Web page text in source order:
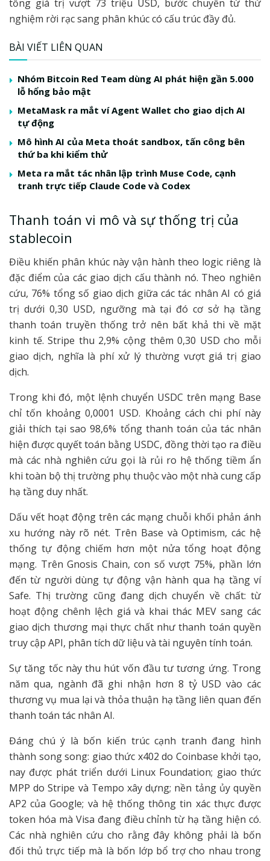
tổng giá trị vượt 73 triệu USD, bước chuyển từ thử
nghiệm rời rạc sang phân khúc có cấu trúc đầy đủ.
BÀI VIẾT LIÊN QUAN
Nhóm Bitcoin Red Team dùng AI phát hiện gần 5.000
lỗ hổng bảo mật
MetaMask ra mắt ví Agent Wallet cho giao dịch AI
tự động
Mô hình AI của Meta thoát sandbox, tấn công bên
thứ ba khi kiểm thử
Meta ra mắt tác nhân lập trình Muse Code, cạnh
tranh trực tiếp Claude Code và Codex
Thanh toán vi mô và sự thống trị của
stablecoin
Điều khiến phân khúc này vận hành theo logic riêng là
đặc điểm của các giao dịch cấu thành nó. Theo nghiên
cứu, 76% tổng số giao dịch giữa các tác nhân AI có giá
trị dưới 0,30 USD, ngưỡng mà tại đó cơ sở hạ tầng
thanh toán truyền thống trở nên bất khả thi về mặt
kinh tế. Stripe thu 2,9% cộng thêm 0,30 USD cho mỗi
giao dịch, nghĩa là phí xử lý thường vượt giá trị giao
dịch.
Trong khi đó, một lệnh chuyển USDC trên mạng Base
chỉ tốn khoảng 0,0001 USD. Khoảng cách chi phí này
giải thích tại sao 98,6% tổng thanh toán của tác nhân
hiện được quyết toán bằng USDC, đồng thời tạo ra điều
mà các nhà nghiên cứu gọi là rủi ro hệ thống tiềm ẩn
khi toàn bộ thị trường phụ thuộc vào một nhà cung cấp
hạ tầng duy nhất.
Dấu vết hoạt động trên các mạng chuỗi khối phản ánh
xu hướng này rõ nét. Trên Base và Optimism, các hệ
thống tự động chiếm hơn một nửa tổng hoạt động
mạng. Trên Gnosis Chain, con số vượt 75%, phần lớn
đến từ người dùng tự động vận hành qua hạ tầng ví
Safe. Thị trường cũng đang dịch chuyển về chất: từ
hoạt động chênh lệch giá và khai thác MEV sang các
giao dịch thương mại thực chất như thanh toán quyền
truy cập API, phân tích dữ liệu và tài nguyên tính toán.
Sự tăng tốc này thu hút vốn đầu tư tương ứng. Trong
năm qua, ngành đã ghi nhận hơn 8 tỷ USD vào các
thương vụ mua lại và thỏa thuận hạ tầng liên quan đến
thanh toán tác nhân AI.
Đáng chú ý là bốn kiến trúc cạnh tranh đang hình
thành song song: giao thức x402 do Coinbase khởi tạo,
nay được phát triển dưới Linux Foundation; giao thức
MPP do Stripe và Tempo xây dựng; nền tảng ủy quyền
AP2 của Google; và hệ thống thông tin xác thực được
token hóa mà Visa đang điều chỉnh từ hạ tầng hiện có.
Các nhà nghiên cứu cho rằng đây không phải là bốn
đối thủ trực tiếp mà là bốn lớp bổ trợ cho nhau trong